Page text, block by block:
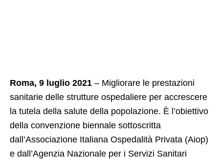
Roma, 9 luglio 2021 – Migliorare le prestazioni
sanitarie delle strutture ospedaliere per accrescere
la tutela della salute della popolazione. È l’obiettivo
della convenzione biennale sottoscritta
dall’Associazione Italiana Ospedalità Privata (Aiop)
e dall’Agenzia Nazionale per i Servizi Sanitari